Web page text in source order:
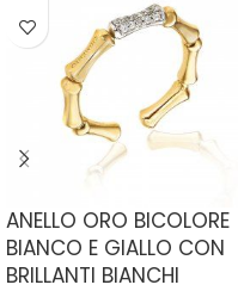
ANELLO ORO BICOLORE
BIANCO E GIALLO CON
BRILLANTI BIANCHI